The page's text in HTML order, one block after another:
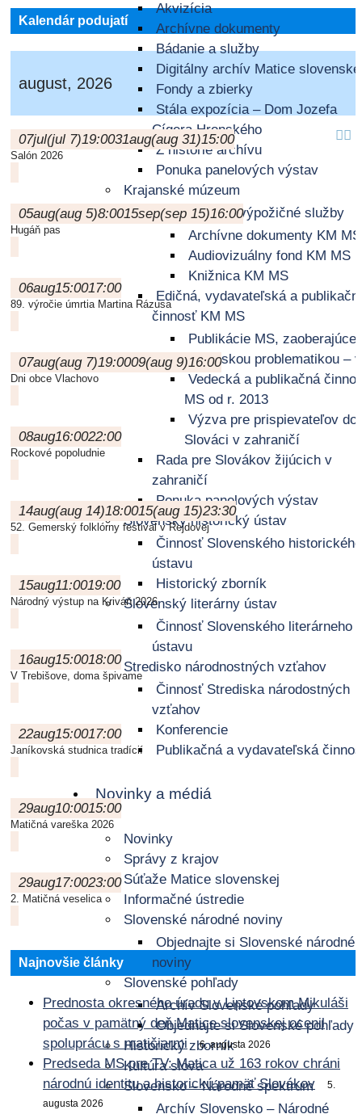
Akvizícia
Archívne dokumenty
Bádanie a služby
Digitálny archív Matice
Fondy a zbierky
Stála expozícia – Dom Jozefa
Cígera Hronského
Z histórie archívu
Ponuka panelových výstav
Krajanské múzeum
Bádateľské a výpožičné služby
Archívne dokumenty KM MS
Audiovizuálny fond KM MS
Knižnica KM MS
Edičná, vydavateľská a
činnosť KM MS
Publikácie MS, zaoberajúce
krajanskou problematikou –
Vedecká a publikačná
MS od r. 2013
Výzva pre prispievateľov do
Slováci v zahraničí
Rada pre Slovákov žijúcich v
zahraničí
Ponuka panelových výstav
Slovenský historický ústav
Činnosť Slovenského historického
ústavu
Historický zborník
Slovenský literárny ústav
Činnosť Slovenského literárneho
ústavu
Stredisko národnostných vzťahov
Činnosť Strediska národostných
vzťahov
Konferencie
Publikačná a vydavateľská
Novinky a médiá
Novinky
Správy z krajov
Súťaže Matice slovenskej
Informačné ústredie
Slovenské národné noviny
Objednajte si Slovenské národné
noviny
Slovenské pohľady
Archív Slovenské pohľady
Objednajte si Slovenské pohľady
Historický zborník
Kultúra slova
Slovensko – Národné spektrum
Archív Slovensko – Národné
Kalendár podujatí
august, 2026
07jul(jul 7)19:0031aug(aug 31)15:00
Salón 2026
05aug(aug 5)8:0015sep(sep 15)16:00
Hugáň pas
06aug15:0017:00
89. výročie úmrtia Martina Rázusa
07aug(aug 7)19:0009(aug 9)16:00
Dni obce Vlachovo
08aug16:0022:00
Rockové popoludnie
14aug(aug 14)18:0015(aug 15)23:30
52. Gemerský folklórny festival v Rejdovej
15aug11:0019:00
Národný výstup na Kriváň 2026
16aug15:0018:00
V Trebišove, doma špivame
22aug15:0017:00
Janíkovská studnica tradícií
29aug10:0015:00
Matičná vareška 2026
29aug17:0023:00
2. Matičná veselica
Najnovšie články
Prednosta okresného úradu v Liptovskom Mikuláši
počas v pamätný deň Matice slovenskej ocenil
spoluprácu s matičiarmi
6. augusta 2026
Predseda MS pre TV: Matica už 163 rokov chráni
národnú identitu a historickú pamäť Slovákov
5.
augusta 2026